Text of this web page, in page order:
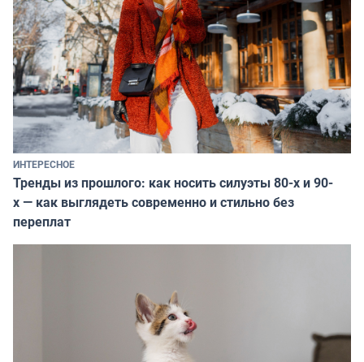
ИНТЕРЕСНОЕ
Тренды из прошлого: как носить силуэты 80-х и 90-
х — как выглядеть современно и стильно без
переплат